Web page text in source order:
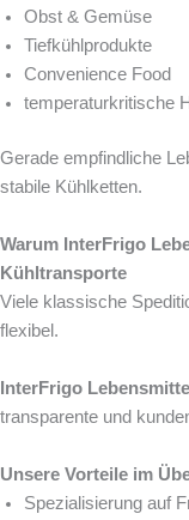
Obst & Gemüse
Tiefkühlprodukte
Convenience Food
temperaturkritische
Gerade empfindliche
stabile Kühlketten.
Warum InterFrigo
Kühltransporte
Viele klassische
flexibel.
InterFrigo
transparente und
Unsere Vorteile im
Spezialisierung auf